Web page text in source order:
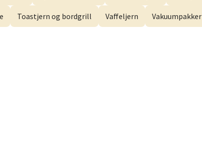
Toastjern og bordgrill Vaffeljern Vakuumpakker
2, 5130 Nyborg
10-21